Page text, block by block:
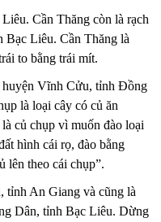
Cần Thăng còn là rạch
Bạc Liêu. Cần Thăng là
to bằng trái mít.
huyện Vĩnh Cửu, tỉnh Đồng
là loại cây có củ ăn
củ chụp vì muốn đào loại
hình cái rọ, đào bằng
lên theo cái chụp”.
tỉnh An Giang và cũng là
Dân, tỉnh Bạc Liêu. Dừng